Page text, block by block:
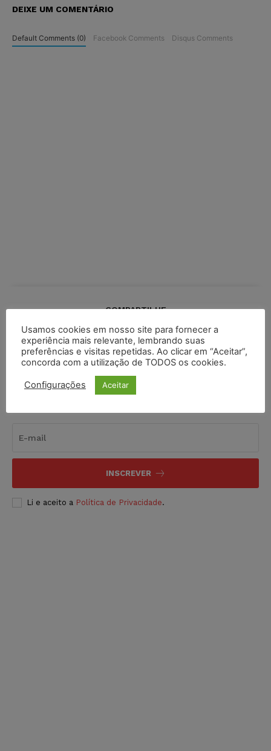
DEIXE UM COMENTÁRIO
Default Comments (0) Facebook Comments Disqus Comments
COMPARTILHE
INSCREVER
Li e aceito a Política de Privacidade.
Usamos cookies em nosso site para fornecer a
experiência mais relevante, lembrando suas
preferências e visitas repetidas. Ao clicar em “Aceitar”,
concorda com a utilização de TODOS os cookies.
Configurações Aceitar